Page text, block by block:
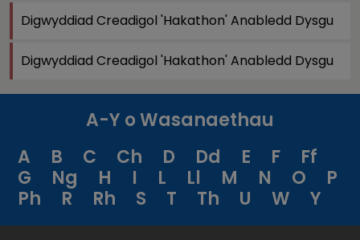
Digwyddiad Creadigol 'Hakathon' Anabledd Dysgu
Digwyddiad Creadigol 'Hakathon' Anabledd Dysgu
A-Y o Wasanaethau
A
B C Ch D Dd E F
Ff
G
Ng H I L Ll M N O
P
Ph
R Rh S T Th U W Y